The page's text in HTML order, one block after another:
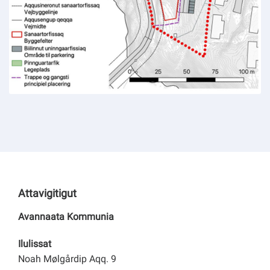
Attavigitigut
Avannaata Kommunia
Ilulissat
Noah Mølgårdip Aqq. 9